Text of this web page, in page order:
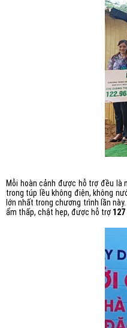
Mỗi hoàn cảnh được hỗ trợ đều là
trong túp lều không điện, không
lớn nhất trong chương trình lần này.
ẩm thấp, chật hẹp, được hỗ trợ